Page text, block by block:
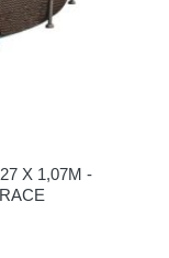
X 1,07M -